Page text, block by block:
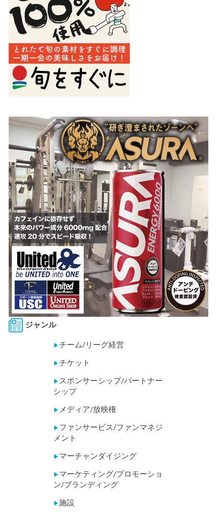
ジャンル
▶チーム/リーグ経営
▶チケット
▶ スポンサーシップ/パートナー
シップ
▶ メディア/放映権
▶ ファンサービス/ファンマネジ
メント
▶ マーチャンダイジング
▶ マーケティング/プロモーショ
ン/ブランディング
▶施設